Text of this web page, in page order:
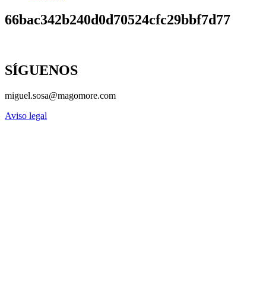
66bac342b240d0d70524cfc29bbf7d77
SÍGUENOS
miguel.sosa@magomore.com
Aviso legal